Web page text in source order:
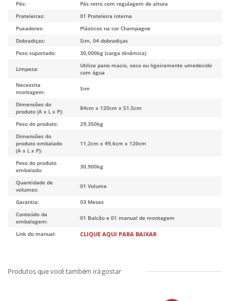
Pés:
Pés retro com regulagem de altura
Prateleiras:
01 Prateleira interna
Puxadores:
Plásticos na cor Champagne
Dobradiças:
Sim, 04 dobradiças
Peso suportado:
30,000kg (carga dinâmica)
Limpeza:
Utilize pano macio, seco ou ligeiramente umedecido
com água
Necessita
montagem:
Sim
Dimensões do
produto (A x L x P):
84cm x 120cm x 51,5cm
Peso do produto:
29,350kg
Dimensões do
produto embalado
(A x L x P):
11,2cm x 49,6cm x 120cm
Peso do produto
embalado:
30,900kg
Quantidade de
volumes:
01 Volume
Garantia:
03 Meses
Conteúdo da
embalagem:
01 Balcão e 01 manual de montagem
Link do manual: CLIQUE AQUI PARA BAIXAR